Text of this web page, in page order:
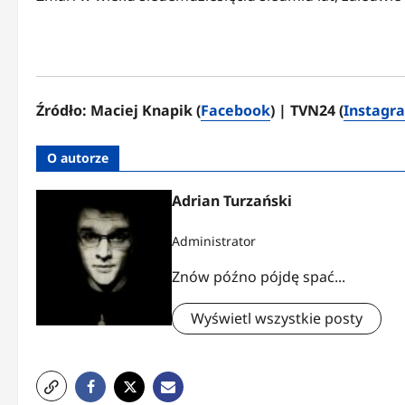
Źródło: Maciej Knapik (Facebook) | TVN24 (
O autorze
Adrian Turzański
Administrator
Znów późno pójdę spać...
Wyświetl wszystkie posty